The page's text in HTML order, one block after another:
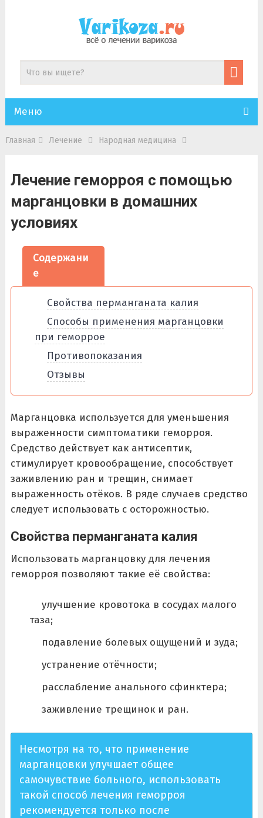
Меню
Главная Лечение Народная медицина
Лечение геморроя с помощью
марганцовки в домашних
условиях
Содержани
е
Свойства перманганата калия
Способы применения марганцовки
при геморрое
Противопоказания
Отзывы
Марганцовка используется для уменьшения
выраженности симптоматики геморроя.
Средство действует как антисептик,
стимулирует кровообращение, способствует
заживлению ран и трещин, снимает
выраженность отёков. В ряде случаев средство
следует использовать с осторожностью.
Свойства перманганата калия
Использовать марганцовку для лечения
геморроя позволяют такие её свойства:
улучшение кровотока в сосудах малого
таза;
подавление болевых ощущений и зуда;
устранение отёчности;
расслабление анального сфинктера;
заживление трещинок и ран.
Несмотря на то, что применение
марганцовки улучшает общее
самочувствие больного, использовать
такой способ лечения геморроя
рекомендуется только после